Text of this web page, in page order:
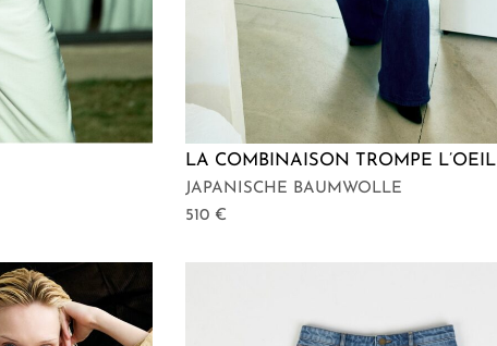
LA COMBINAISON TROMPE L’OEIL
JAPANISCHE BAUMWOLLE
510 €